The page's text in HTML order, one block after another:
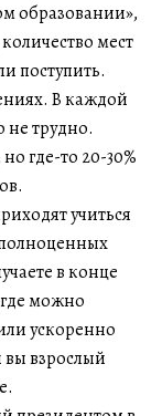
образовании»,
мест
поступить.
В каждой
не трудно.
где-то 20-30%
учиться
в конце
можно
ускоренно
взрослый